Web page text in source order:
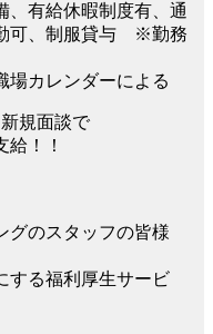
、有給休暇制度有、通
可、制服貸与 ※勤務
場カレンダーによる
規面談で
給！！
グのスタッフの皆様
する福利厚生サービ